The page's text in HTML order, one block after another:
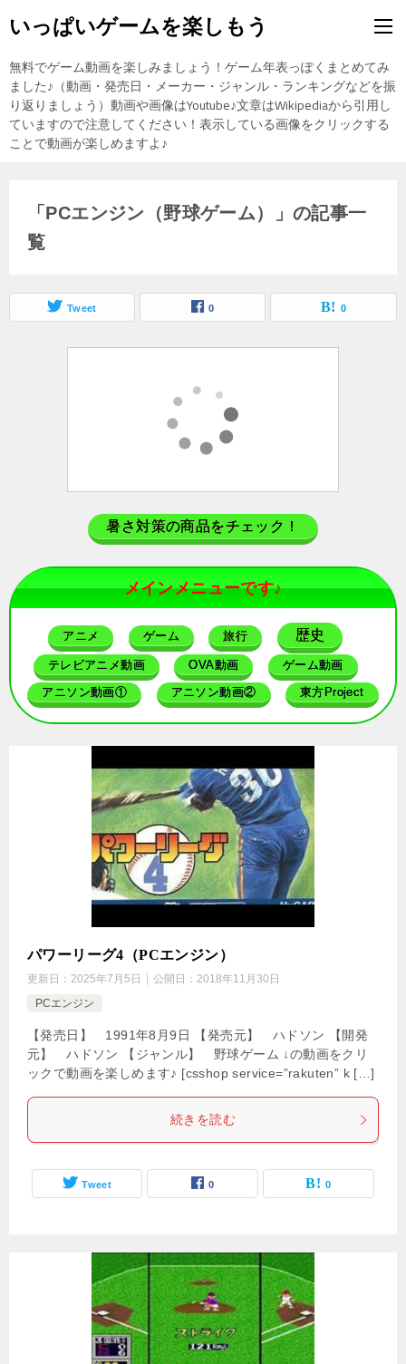
いっぱいゲームを楽しもう
無料でゲーム動画を楽しみましょう！ゲーム年表っぽくまとめてみ
ました♪（動画・発売日・メーカー・ジャンル・ランキングなどを振
り返りましょう）動画や画像はYoutube♪文章はWikipediaから引用し
ていますので注意してください！表示している画像をクリックする
ことで動画が楽しめますよ♪
「PCエンジン（野球ゲーム）」の記事一
覧
Tweet 0 0
暑さ対策の商品をチェック！
メインメニューです♪
アニメ ゲーム 旅行 歴史
テレビアニメ動画 OVA動画 ゲーム動画
アニソン動画① アニソン動画② 東方Project
パワーリーグ4（PCエンジン）
更新日： 2025年7月5日 公開日： 2018年11月30日
PCエンジン
【発売日】 1991年8月9日 【発売元】 ハドソン 【開発
元】 ハドソン 【ジャンル】 野球ゲーム ↓の動画をクリ
ックで動画を楽しめます♪ [csshop service=”rakuten” k […]
続きを読む
Tweet 0 0